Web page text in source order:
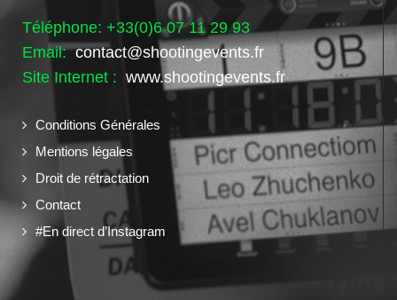
Téléphone: +33(0)6 07 11 29 93
Email:contact@shootingevents.fr
Site Internet : www.shootingevents.fr
Conditions Générales
Mentions légales
Droit de rétractation
Contact
#En direct d’Instagram